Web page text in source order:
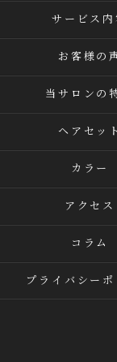
サービス内
お客様の
当サロンの
ヘアセット
カラー
アクセス
コラム
プライバシーポ